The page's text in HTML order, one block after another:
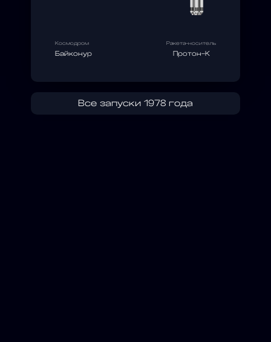
Космодром
Байконур
Ракета-носитель
Протон-К
Все запуски 1978 года